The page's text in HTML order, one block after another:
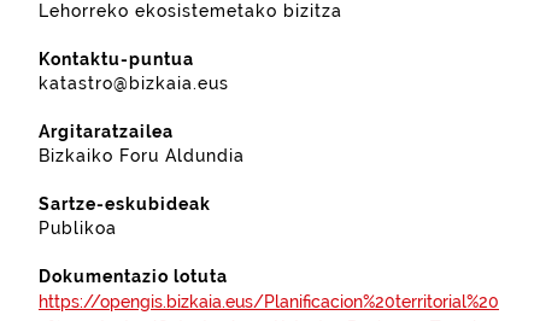
Lehorreko ekosistemetako bizitza
Kontaktu-puntua
katastro@bizkaia.eus
Argitaratzailea
Bizkaiko Foru Aldundia
Sartze-eskubideak
Publikoa
Dokumentazio lotuta
https://opengis.bizkaia.eus/Planificacion%20territorial%20